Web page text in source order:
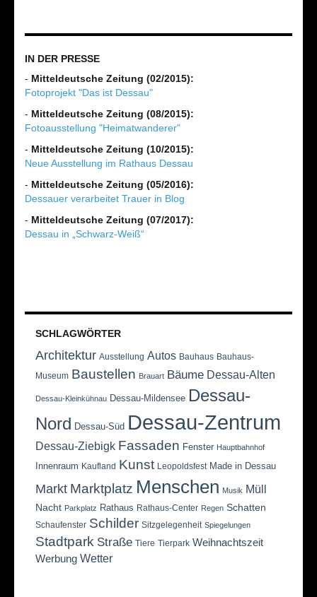
IN DER PRESSE
- Mitteldeutsche Zeitung (02/2015):
Fotoprojekt "Das ist Dessau"
- Mitteldeutsche Zeitung (08/2015):
Fotoausstellung "Heimatwanderer"
- Mitteldeutsche Zeitung (10/2015):
Neue Ausstellung im Rathaus Dessau
- Mitteldeutsche Zeitung (05/2016):
Dessauer verarbeitet Trauer in Blog
- Mitteldeutsche Zeitung (07/2017):
Dessau in „Schwarz-Weiß“
SCHLAGWÖRTER
Architektur Ausstellung Autos Bauhaus Bauhaus-
Museum Baustellen Brauart Bäume Dessau-Alten
Dessau-Kleinkühnau Dessau-Mildensee Dessau-
Nord Dessau-Süd Dessau-Zentrum
Dessau-Ziebigk Fassaden Fenster Hauptbahnhof
Innenraum Kaufland Kunst Leopoldsfest Made in Dessau
Markt Marktplatz Menschen Musik Müll
Nacht Parkplatz Rathaus Rathaus-Center Regen Schatten
Schaufenster Schilder Sitzgelegenheit Spiegelungen
Stadtpark Straße Tiere Tierpark Weihnachtszeit
Werbung Wetter